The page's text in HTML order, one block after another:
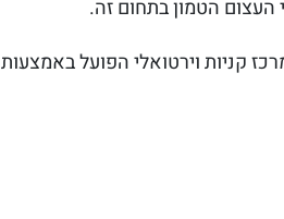
קניות וירטואלי הפועל באמצעות